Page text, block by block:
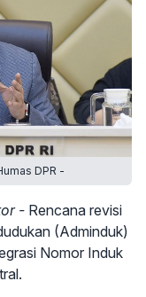
DPR -
- Rencana revisi
(Adminduk)
Nomor Induk